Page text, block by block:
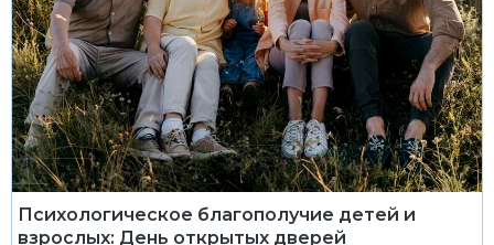
Психологическое благополучие детей и
взрослых: День открытых дверей